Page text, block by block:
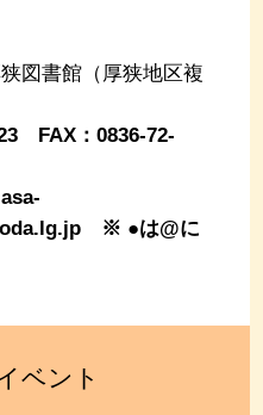
書館（厚狭地区複
FAX：0836-72-
※ ●は@に
ベント